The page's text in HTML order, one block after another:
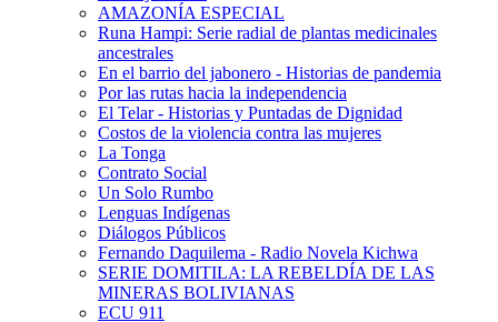
AMAZONÍA ESPECIAL
Runa Hampi: Serie radial de plantas medicinales
ancestrales
En el barrio del jabonero - Historias de pandemia
Por las rutas hacia la independencia
El Telar - Historias y Puntadas de Dignidad
Costos de la violencia contra las mujeres
La Tonga
Contrato Social
Un Solo Rumbo
Lenguas Indígenas
Diálogos Públicos
Fernando Daquilema - Radio Novela Kichwa
SERIE DOMITILA: LA REBELDÍA DE LAS
MINERAS BOLIVIANAS
ECU 911